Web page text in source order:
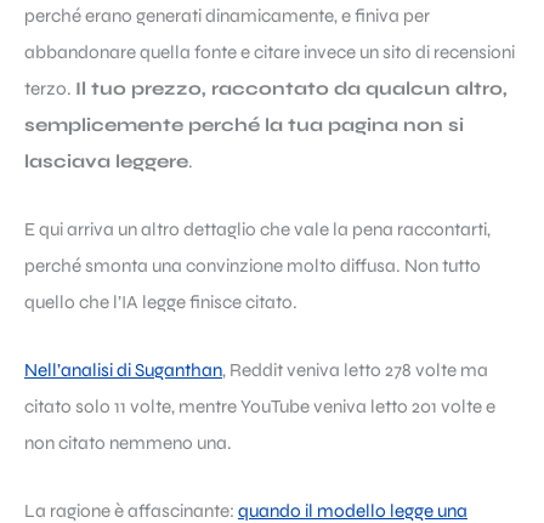
perché erano generati dinamicamente, e finiva per
abbandonare quella fonte e citare invece un sito di recensioni
terzo. Il tuo prezzo, raccontato da qualcun altro,
semplicemente perché la tua pagina non si
lasciava leggere.
E qui arriva un altro dettaglio che vale la pena raccontarti,
perché smonta una convinzione molto diffusa. Non tutto
quello che l’IA legge finisce citato.
Nell’analisi di Suganthan, Reddit veniva letto 278 volte ma
citato solo 11 volte, mentre YouTube veniva letto 201 volte e
non citato nemmeno una.
La ragione è affascinante: quando il modello legge una